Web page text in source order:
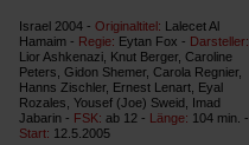
Israel 2004 - Originaltitel: Lalecet Al
Hamaim - Regie: Eytan Fox - Darsteller:
Lior Ashkenazi, Knut Berger, Caroline
Peters, Gidon Shemer, Carola Regnier,
Hanns Zischler, Ernest Lenart, Eyal
Rozales, Yousef (Joe) Sweid, Imad
Jabarin - FSK: ab 12 - Länge: 104 min. -
Start: 12.5.2005